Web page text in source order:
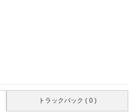
トラックバック ( 0 )